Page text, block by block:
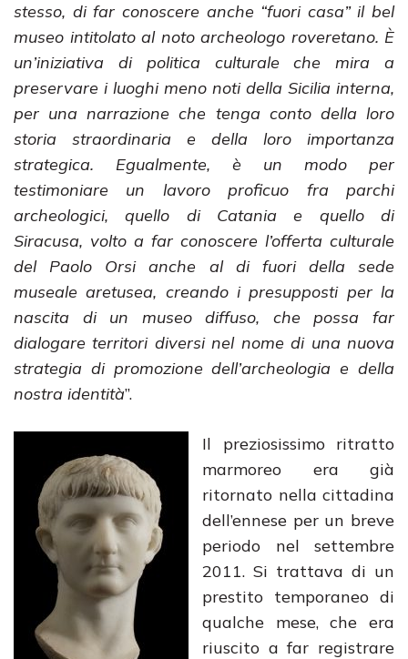
stesso, di far conoscere anche “fuori casa” il bel
museo intitolato al noto archeologo roveretano. È
un’iniziativa di politica culturale che mira a
preservare i luoghi meno noti della Sicilia interna,
per una narrazione che tenga conto della loro
storia straordinaria e della loro importanza
strategica. Egualmente, è un modo per
testimoniare un lavoro proficuo fra parchi
archeologici, quello di Catania e quello di
Siracusa, volto a far conoscere l’offerta culturale
del Paolo Orsi anche al di fuori della sede
museale aretusea, creando i presupposti per la
nascita di un museo diffuso, che possa far
dialogare territori diversi nel nome di una nuova
strategia di promozione dell’archeologia e della
nostra identità”.
Il preziosissimo ritratto
marmoreo era già
ritornato nella cittadina
dell’ennese per un breve
periodo nel settembre
2011. Si trattava di un
prestito temporaneo di
qualche mese, che era
riuscito a far registrare